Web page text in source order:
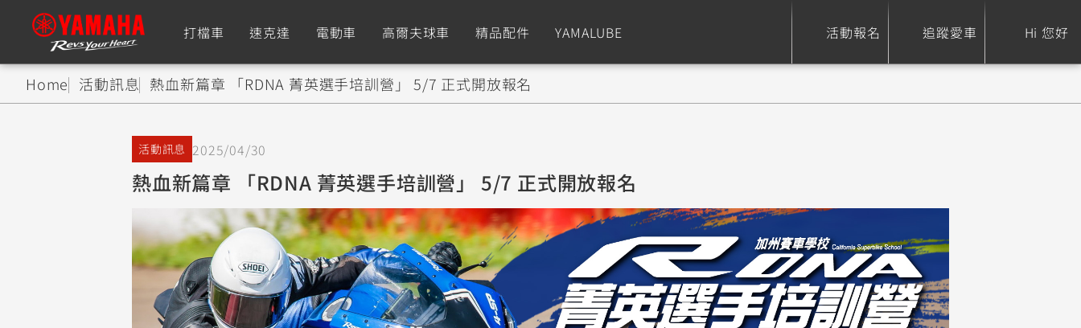
打檔車 速克達 電動車 高爾夫球車 精品配件 YAMALUBE 活動報名 追蹤愛車 Hi 您好
依風格
Super Sport
YZF-R9
550+
YZF-R7
550+
MT-09 Y-AMT
550+
MT-09
550+
MT-07 Y-AMT
550+
MT-07
550+
XSR 155
150
依風格
Premium
TMAX
XMAX
251~549
CYGNUS XR
150
CYGNUS X
125
Limi
125
Vinoora
125
125
PW50
50
JOG
125
追蹤愛車
我的愛車 瀏覽紀錄
Home 活動訊息 熱血新篇章 「RDNA 菁英選手培訓營」 5/7 正式開放報名
活動訊息 2025/04/30
熱血新篇章 「RDNA 菁英選手培訓營」 5/7 正式開放報名